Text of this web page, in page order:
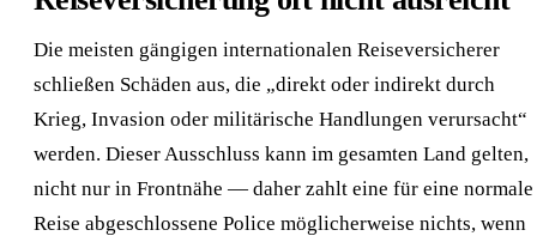
Die meisten gängigen internationalen Reiseversicherer
schließen Schäden aus, die „direkt oder indirekt durch
Krieg, Invasion oder militärische Handlungen verursacht“
werden. Dieser Ausschluss kann im gesamten Land gelten,
nicht nur in Frontnähe — daher zahlt eine für eine normale
Reise abgeschlossene Police möglicherweise nichts, wenn